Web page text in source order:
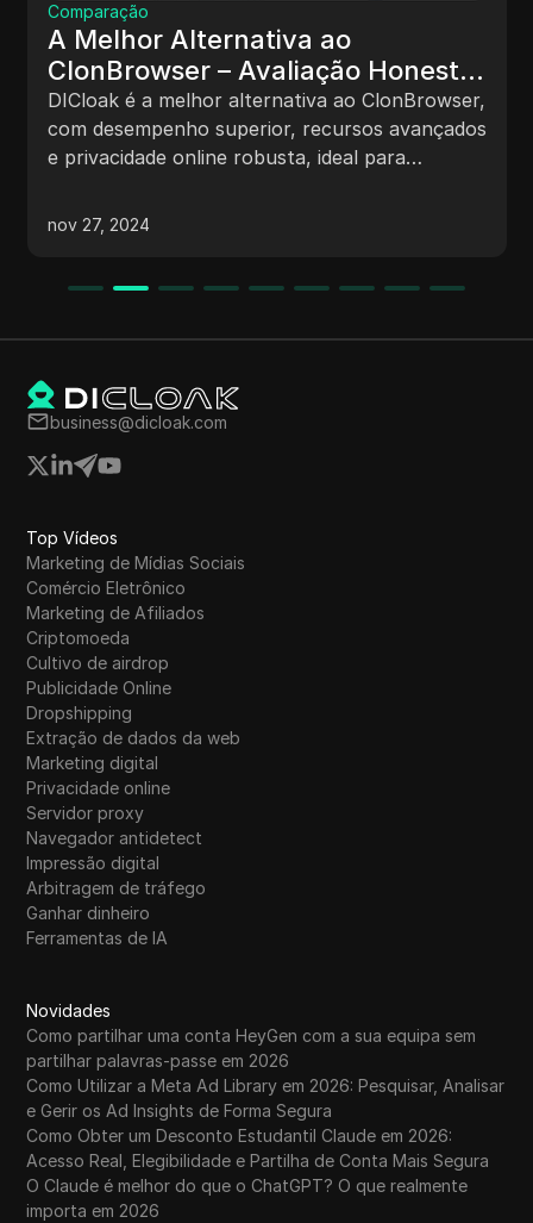
Comparação
A Melhor Alternativa ao
ClonBrowser – Avaliação Honesta
2024
DICloak é a melhor alternativa ao ClonBrowser,
com desempenho superior, recursos avançados
e privacidade online robusta, ideal para
segura.
nov 27, 2024
business@dicloak.com
Top Vídeos
Marketing de Mídias Sociais
Comércio Eletrônico
Marketing de Afiliados
Criptomoeda
Cultivo de airdrop
Publicidade Online
Dropshipping
Extração de dados da web
Marketing digital
Privacidade online
Servidor proxy
Navegador antidetect
Impressão digital
Arbitragem de tráfego
Ganhar dinheiro
Ferramentas de IA
Novidades
Como partilhar uma conta HeyGen com a sua equipa sem
partilhar palavras-passe em 2026
Como Utilizar a Meta Ad Library em 2026: Pesquisar, Analisar
e Gerir os Ad Insights de Forma Segura
Como Obter um Desconto Estudantil Claude em 2026:
Acesso Real, Elegibilidade e Partilha de Conta Mais Segura
O Claude é melhor do que o ChatGPT? O que realmente
importa em 2026